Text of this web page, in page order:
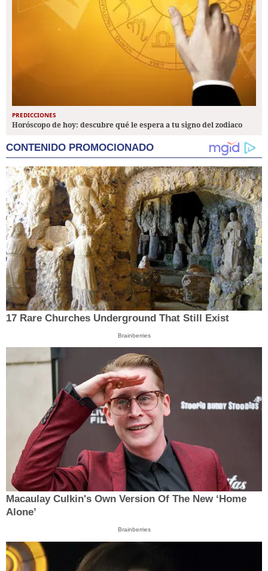
PREDICCIONES
Horóscopo de hoy: descubre qué le espera a tu signo del zodiaco
CONTENIDO PROMOCIONADO
17 Rare Churches Underground That Still Exist
Brainberries
Macaulay Culkin's Own Version Of The New ‘Home
Alone’
Brainberries